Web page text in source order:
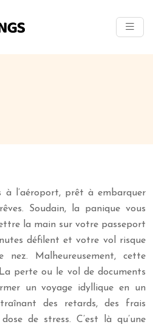
à l’aéroport, prêt à embarquer
Soudain, la panique vous
la main sur votre passeport
défilent et votre vol risque
Malheureusement, cette
perte ou le vol de documents
un voyage idyllique en un
des retards, des frais
de stress. C’est là qu’une